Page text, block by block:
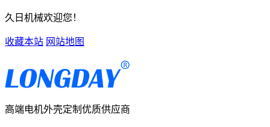
久日机械欢迎您！
收藏本站 网站地图
高端电机外壳定制优质供应商